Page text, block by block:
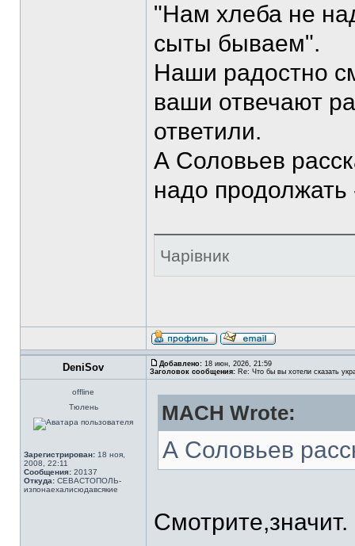
"Нам хлеба не
сыты бываем".
Наши радостно
ваши отвечают
ответили.
А Соловьев
надо
Чарівник
DeniSov Добавлено: 18 июн, 2026, 21:59
Заголовок сообщения: Re: Что бы вы хотели сказать
offline
Тюлень
Зарегистрирован: 18 ноя,
2008, 22:11
Сообщения: 20137
Откуда: СЕВАСТОПОЛЬ-
изпонаехалисюдавсякие
MACH Wrote:
А Соловьев
Смотрите,значит.